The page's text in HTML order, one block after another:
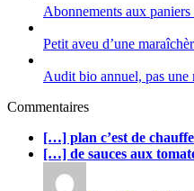
Abonnements aux
Petit aveu d’une
Audit bio annuel, pas une
Commentaires
[…] plan c’est de
[…] de sauces aux